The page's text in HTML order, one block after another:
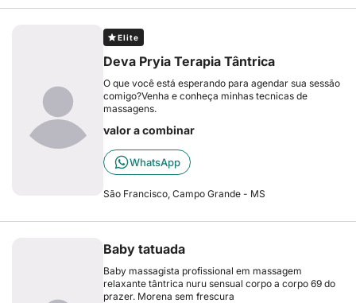
Elite
Deva Pryia Terapia Tântrica
O que você está esperando para agendar sua sessão
comigo?Venha e conheça minhas tecnicas de
massagens.
valor a combinar
WhatsApp
São Francisco, Campo Grande - MS
Baby tatuada
Baby massagista profissional em massagem
relaxante tântrica nuru sensual corpo a corpo 69 do
prazer. Morena sem frescura